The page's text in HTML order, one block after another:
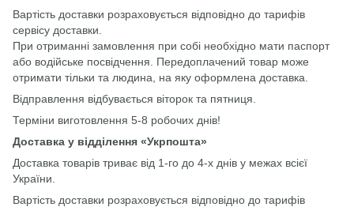
Вартість доставки розраховується відповідно до тарифів
сервісу доставки.
При отриманні замовлення при собі необхідно мати паспорт
або водійське посвідчення. Передоплачений товар може
отримати тільки та людина, на яку оформлена доставка.
Відправлення відбувається віторок та пятниця.
Терміни виготовлення 5-8 робочих днів!
Доставка у відділення «Укрпошта»
Доставка товарів триває від 1-го до 4-х днів у межах всієї
України.
Вартість доставки розраховується відповідно до тарифів